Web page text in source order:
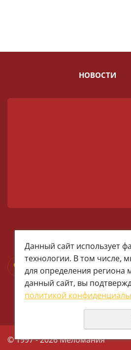
НОВОСТИ
+7 (922) 025-50-
Тел:+7 (343) 374-
Тел: +7 (343) 371-
+7 (922) 609-29-
© 1997 - 2026 Меломания
Данный сайт использует
технологии. В том числе,
для определения региона
данный сайт, вы
политикой